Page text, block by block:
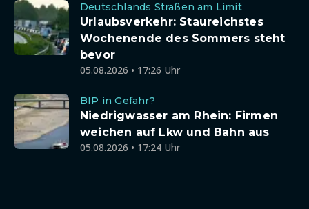
Deutschlands Straßen am Limit
Urlaubsverkehr: Staureichstes
Wochenende des Sommers steht
bevor
05.08.2026 • 17:26 Uhr
BIP in Gefahr?
Niedrigwasser am Rhein: Firmen
weichen auf Lkw und Bahn aus
05.08.2026 • 17:24 Uhr